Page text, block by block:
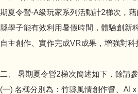
期夏令營-A級玩家系列活動計2梯次，
縣學子能有效利用暑假時間，體驗創新
自主創作、實作完成VR成果，增強對科
二、 暑期夏令營2梯次簡述如下，餘請
(一) 名稱分別為：竹縣風情創作營、AI x